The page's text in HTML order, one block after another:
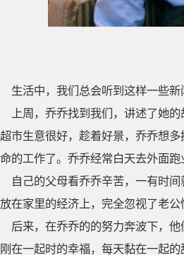
生活中，我们总会听到这样一些
上周，乔乔找到我们，讲述了她
超市生意很好，趁着好景，乔乔想
命的工作了。乔乔经常白天去外面
自己的父母看乔乔辛苦，一有时
放在家里的经济上，完全忽视了老公
后来，在乔乔的的努力奔波下，
刚在一起时的幸福，每天黏在一起